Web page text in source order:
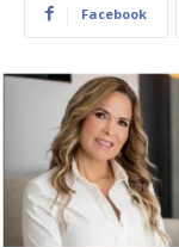
Facebook